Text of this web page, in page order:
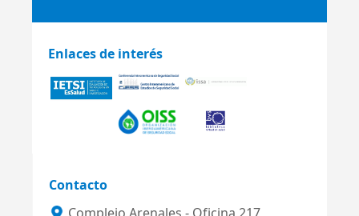
Enlaces de interés
Contacto